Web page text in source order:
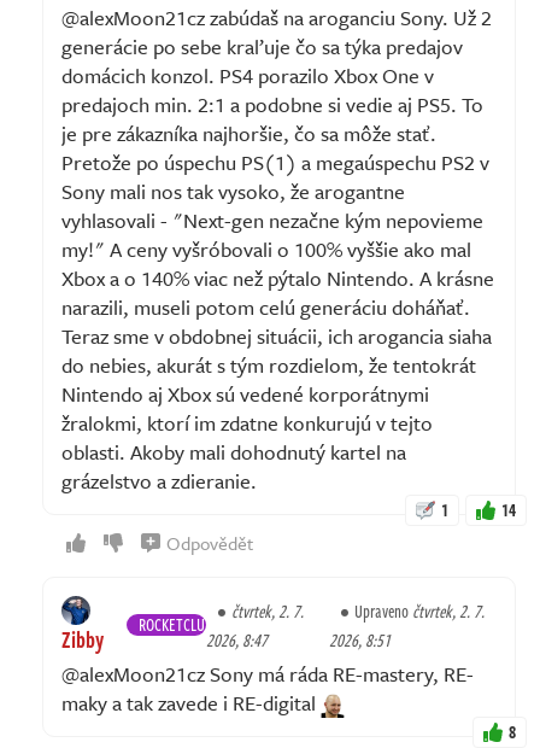
@alexMoon21cz zabúdaš na aroganciu Sony. Už 2
generácie po sebe kraľuje čo sa týka predajov
domácich konzol. PS4 porazilo Xbox One v
predajoch min. 2:1 a podobne si vedie aj PS5. To
je pre zákazníka najhoršie, čo sa môže stať.
Pretože po úspechu PS(1) a megaúspechu PS2 v
Sony mali nos tak vysoko, že arogantne
vyhlasovali - "Next-gen nezačne kým nepovieme
my!" A ceny vyšróbovali o 100% vyššie ako mal
Xbox a o 140% viac než pýtalo Nintendo. A krásne
narazili, museli potom celú generáciu doháňať.
Teraz sme v obdobnej situácii, ich arogancia siaha
do nebies, akurát s tým rozdielom, že tentokrát
Nintendo aj Xbox sú vedené korporátnymi
žralokmi, ktorí im zdatne konkurujú v tejto
oblasti. Akoby mali dohodnutý kartel na
grázelstvo a zdieranie.
1 14
Odpovědět
Zibby ROCKETCLUB
čtvrtek, 2. 7.
2026, 8:47
Upravenočtvrtek, 2. 7.
2026, 8:51
@alexMoon21cz Sony má ráda RE-mastery, RE-
maky a tak zavede i RE-digital
8